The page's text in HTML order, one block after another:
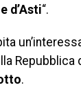
d’Asti“.
.